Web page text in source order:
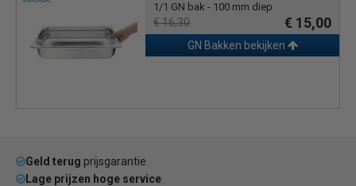
1/1 GN bak - 100 mm diep
€ 16,30 € 15,00
GN Bakken bekijken
Geld terug prijsgarantie
Lage prijzen hoge service